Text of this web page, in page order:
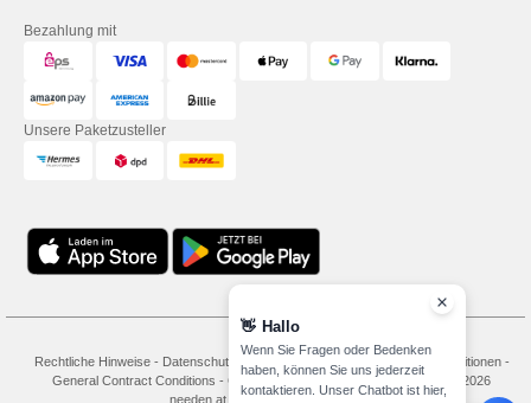
Bezahlung mit
Unsere Paketzusteller
Rechtliche Hinweise- Datenschutzbestimmungen - Bedingungen und Konditionen-
General Contract Conditions - Cookie-Richtlinie Site Map
Copyright 2026
needen.at - Alle Rechte vorbehalten
👋 Hallo
Wenn Sie Fragen oder Bedenken
haben, können Sie uns jederzeit
kontaktieren. Unser Chatbot ist hier,